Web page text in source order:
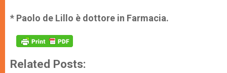
* Paolo de Lillo è dottore in Farmacia.
Related Posts: